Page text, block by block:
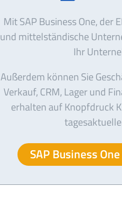
Mit SAP Business One, der
und mittelständische
Ihr
Außerdem können Sie
Verkauf, CRM, Lager und
erhalten auf Knopfdruck
SAP Business